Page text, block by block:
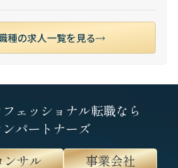
種の求人一覧を見る
ェッショナル転職なら
パートナーズ
ンサル 事業会社